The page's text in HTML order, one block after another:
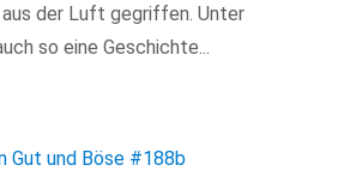
der Luft gegriffen. Unter
so eine Geschichte...
Gut und Böse #188b